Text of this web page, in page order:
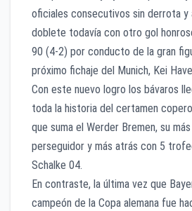
oficiales consecutivos sin derrota y
doblete todavía con otro gol
90 (4-2) por conducto de la gran
próximo fichaje del Munich, Kei
Con este nuevo logro los bávaros
toda la historia del certamen
que suma el Werder Bremen, su
perseguidor y más atrás con 5
Schalke 04.
En contraste, la última vez que
campeón de la Copa alemana fue